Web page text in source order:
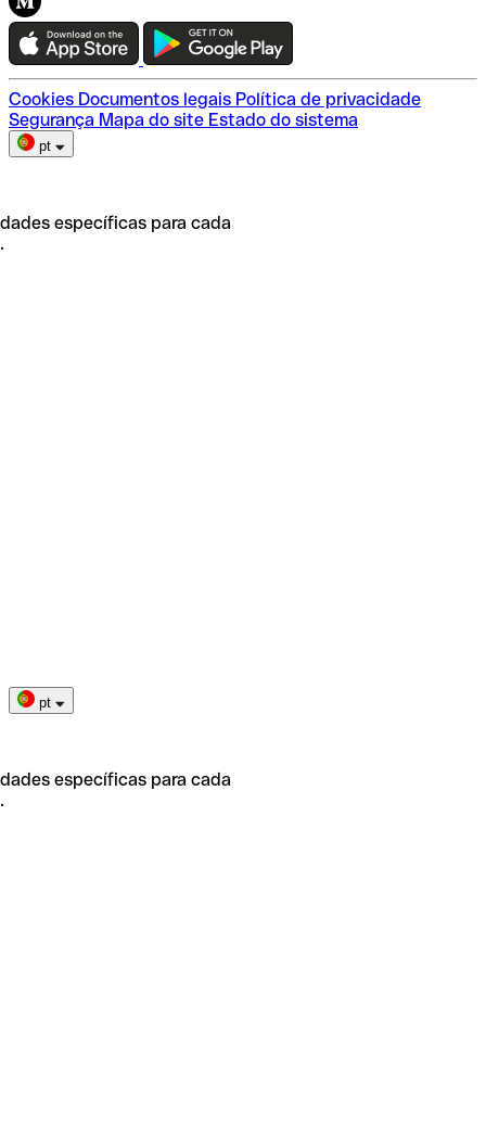
Teste a Qonto
Escolha do plano
Cookies Documentos legais Política de privacidade
Segurança Mapa do site Estado do sistema
pt
específicas para cada
pt
específicas para cada